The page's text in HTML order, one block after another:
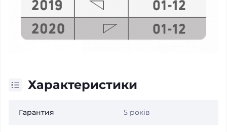
Характеристики
Гарантия 5 років